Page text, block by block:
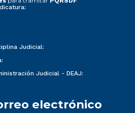
Judicial:
Judicial - DEAJ:
electrónico